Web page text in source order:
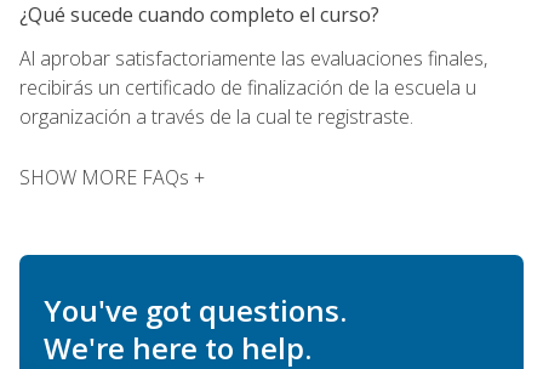
¿Qué sucede cuando completo el curso?
Al aprobar satisfactoriamente las evaluaciones finales,
recibirás un certificado de finalización de la escuela u
organización a través de la cual te registraste.
SHOW MORE FAQs +
You've got questions.
We're here to help.